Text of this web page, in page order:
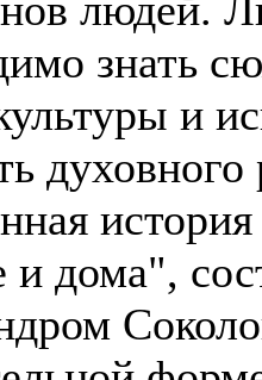
знать
и
духовного
история
и дома",